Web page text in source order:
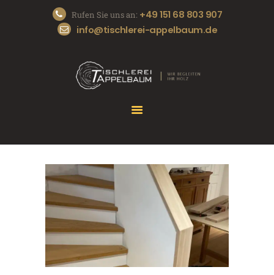
Rufen Sie uns an: +49 151 68 803 907
info@tischlerei-appelbaum.de
START
DIE TISCHLEREI
UNSERE SERVICES